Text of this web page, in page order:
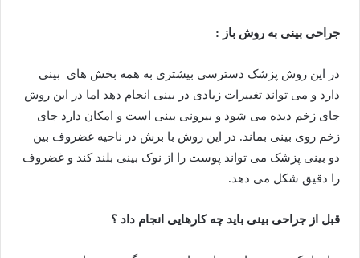
جراحی بینی به روش باز :
در این روش پزشک دسترسی بیشتری به همه بخش های بینی
دارد و می تواند تغییرات زیادی در بینی انجام دهد اما در این روش
جای زخم دیده می شود و بیرونی بینی است و امکان دارد جای
زخم روی بینی بماند. در این روش با برش در ناحیه غضروف بین
دو بینی پزشک می تواند پوست را از نوک بینی بلند کند و غضروف
را دقیق شکل می دهد.
قبل از جراحی بینی باید چه کارهایی انجام داد ؟